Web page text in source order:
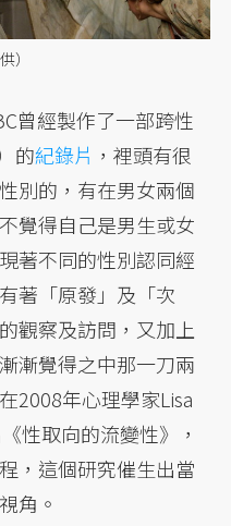
）
曾經製作了一部跨性
的紀錄片 ，裡頭有很
別的，有在男女兩個
覺得自己是男生或女
著不同的性別認同經
著「原發」及「次
觀察及訪問，又加上
漸覺得之中那一刀兩
2008年心理學家Lisa
性取向的流變性》，
，這個研究催生出當
角。